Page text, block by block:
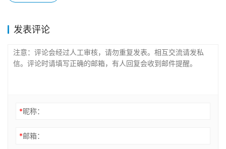
发表评论
*昵称：
*邮箱：